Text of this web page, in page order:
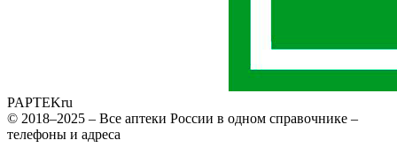
PAPTEKru
© 2018–2025 – Все аптеки России в одном справочнике –
телефоны и адреса